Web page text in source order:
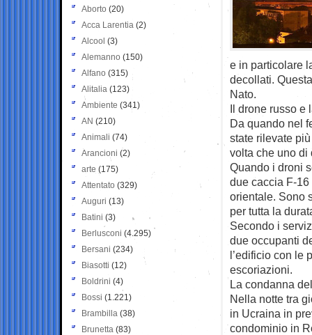
e in particolare
decollati.
Nato.
Il drone russo e
Da quando nel
state rilevate
volta che uno di
Quando i droni
due caccia F-
orientale. Sono
per tutta la
Secondo i
due occupanti
l’edificio con le
escoriazioni.
La condanna
Nella notte tra
in Ucraina in
condominio in
Aborto (20)
Acca Larentia (2)
Alcool (3)
Alemanno (150)
Alfano (315)
Alitalia (123)
Ambiente (341)
AN (210)
Animali (74)
Arancioni (2)
arte (175)
Attentato (329)
Auguri (13)
Batini (3)
Berlusconi (4.295)
Bersani (234)
Biasotti (12)
Boldrini (4)
Bossi (1.221)
Brambilla (38)
Brunetta (83)